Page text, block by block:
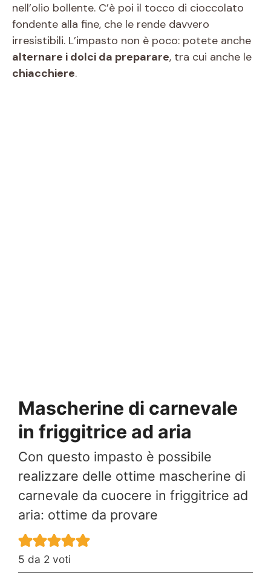
nell’olio bollente. C’è poi il tocco di cioccolato
fondente alla fine, che le rende davvero
irresistibili. L’impasto non è poco: potete anche
alternare i dolci da preparare, tra cui anche le
chiacchiere.
Mascherine di carnevale
in friggitrice ad aria
Con questo impasto è possibile
realizzare delle ottime mascherine di
carnevale da cuocere in friggitrice ad
aria: ottime da provare
5 da 2 voti